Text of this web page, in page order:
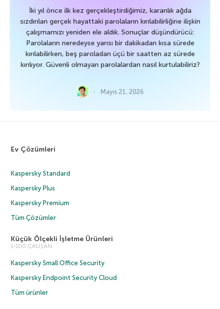
İki yıl önce ilk kez gerçekleştirdiğimiz, karanlık ağda
sızdırılan gerçek hayattaki parolaların kırılabilirliğine ilişkin
çalışmamızı yeniden ele aldık. Sonuçlar düşündürücü:
Parolaların neredeyse yarısı bir dakikadan kısa sürede
kırılabilirken, beş paroladan üçü bir saatten az sürede
kırılıyor. Güvenli olmayan parolalardan nasıl kurtulabiliriz?
Mayıs 21, 2026
Ev Çözümleri
Kaspersky Standard
Kaspersky Plus
Kaspersky Premium
Tüm Çözümler
Küçük Ölçekli İşletme Ürünleri
1-100 ÇALIŞAN
Kaspersky Small Office Security
Kaspersky Endpoint Security Cloud
Tüm ürünler